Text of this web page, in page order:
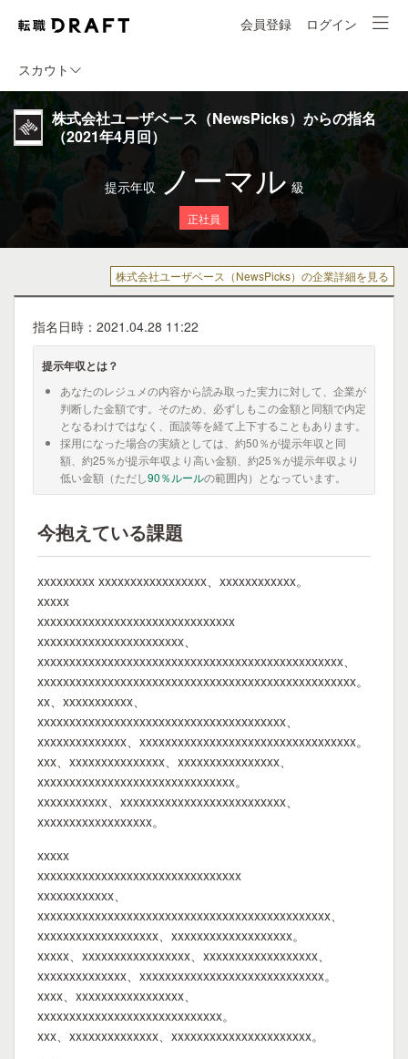
会員登録 ログイン
スカウト
株式会社ユーザベース（NewsPicks）からの指名
（2021年4月回）
提示年収 ノーマル 級
正社員
株式会社ユーザベース（NewsPicks）の企業詳細を見る
指名日時：2021.04.28 11:22
提示年収とは？
あなたのレジュメの内容から読み取った実力に対して、企業が
判断した金額です。そのため、必ずしもこの金額と同額で内定
となるわけではなく、面談等を経て上下することもあります。
採用になった場合の実績としては、約50％が提示年収と同
額、約25％が提示年収より高い金額、約25％が提示年収より
低い金額（ただし90％ルールの範囲内）となっています。
今抱えている課題
xxxxxxxxx xxxxxxxxxxxxxxxxx、xxxxxxxxxxxx。
xxxxx
xxxxxxxxxxxxxxxxxxxxxxxxxxxxxxx
xxxxxxxxxxxxxxxxxxxxxxx、
xxxxxxxxxxxxxxxxxxxxxxxxxxxxxxxxxxxxxxxxxxxxxxxx、
xxxxxxxxxxxxxxxxxxxxxxxxxxxxxxxxxxxxxxxxxxxxxxxxxx。
xx、xxxxxxxxxxx、
xxxxxxxxxxxxxxxxxxxxxxxxxxxxxxxxxxxxxxx、
xxxxxxxxxxxxxx、xxxxxxxxxxxxxxxxxxxxxxxxxxxxxxxxxx。
xxx、xxxxxxxxxxxxxxx、xxxxxxxxxxxxxxxx、
xxxxxxxxxxxxxxxxxxxxxxxxxxxxxxx。
xxxxxxxxxxx、xxxxxxxxxxxxxxxxxxxxxxxxxx、
xxxxxxxxxxxxxxxxxx。
xxxxx
xxxxxxxxxxxxxxxxxxxxxxxxxxxxxxxx
xxxxxxxxxxxx、
xxxxxxxxxxxxxxxxxxxxxxxxxxxxxxxxxxxxxxxxxxxxxx、
xxxxxxxxxxxxxxxxxxx、xxxxxxxxxxxxxxxxxxx。
xxxxx、xxxxxxxxxxxxxxxxx、xxxxxxxxxxxxxxxxxx、
xxxxxxxxxxxxxx、xxxxxxxxxxxxxxxxxxxxxxxxxxxxx。
xxxx、xxxxxxxxxxxxxxxxx、
xxxxxxxxxxxxxxxxxxxxxxxxxxxxx。
xxx、xxxxxxxxxxxxxx、xxxxxxxxxxxxxxxxxxxxxx。